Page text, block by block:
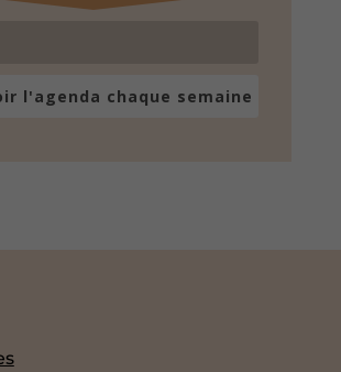
l'agenda chaque semaine